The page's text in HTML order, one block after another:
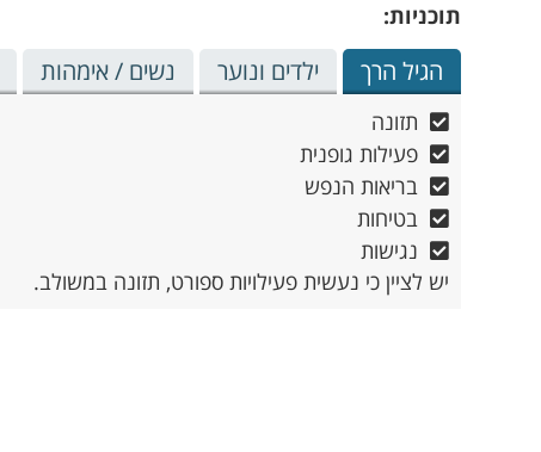
תוכניות:
הגיל הרך ילדים ונוער נשים / אימהות
תזונה
פעילות גופנית
בריאות הנפש
בטיחות
נגישות
יש לציין כי נעשית פעילויות ספורט, תזונה במשולב.